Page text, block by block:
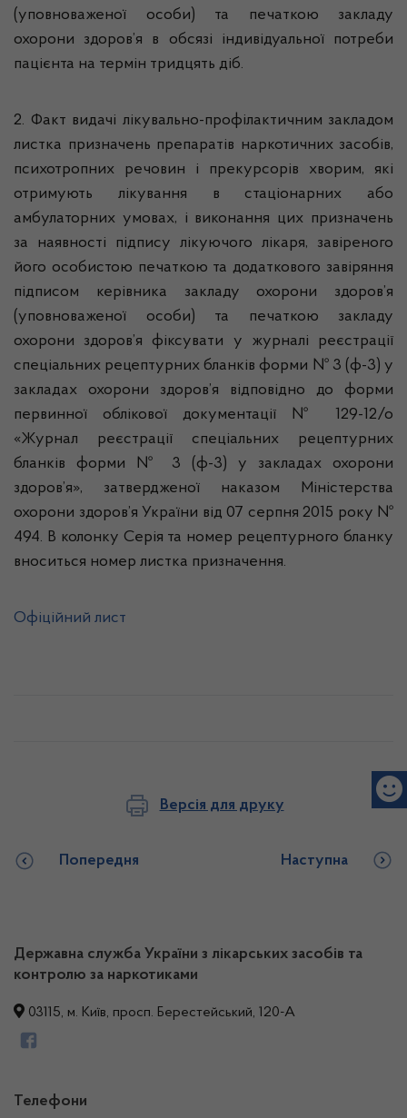
(уповноваженої особи) та печаткою закладу
охорони здоров’я в обсязі індивідуальної потреби
пацієнта на термін тридцять діб.
2. Факт видачі лікувально-профілактичним закладом
листка призначень препаратів наркотичних засобів,
психотропних речовин і прекурсорів хворим, які
отримують лікування в стаціонарних або
амбулаторних умовах, і виконання цих призначень
за наявності підпису лікуючого лікаря, завіреного
його особистою печаткою та додаткового завіряння
підписом керівника закладу охорони здоров’я
(уповноваженої особи) та печаткою закладу
охорони здоров’я фіксувати у журналі реєстрації
спеціальних рецептурних бланків форми № 3 (ф-3) у
закладах охорони здоров’я відповідно до форми
первинної облікової документації № 129-12/о
«Журнал реєстрації спеціальних рецептурних
бланків форми № 3 (ф-3) у закладах охорони
здоров’я», затвердженої наказом Міністерства
охорони здоров’я України від 07 серпня 2015 року №
494. В колонку Серія та номер рецептурного бланку
вноситься номер листка призначення.
Офіційний лист
Версія для друку
Попередня Наступна
Державна служба України з лікарських засобів та
контролю за наркотиками
03115, м. Київ, просп. Берестейський, 120-А
Телефони